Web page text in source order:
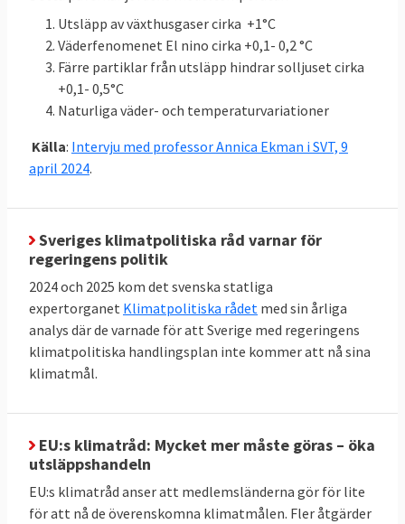
2016-2018:
43,366
(LULUCF)
Klicka på länkarna i tabellen för att se
källan. MtCO2e betyder miljoner ton
koldioxidekvivalenter, ett mått på mängden
växthusgaser.
Energieffektivisering och
förnybart
Jämfört med 2005 ska EU till 2030 minska
sin primära energiförbrukning med 34
procent till högst 992,5 Mtoe. Här finns
Andelen förnybar energi i EU ska fördubblas
mellan 2020 och 2030 till minst 42,5 procent,
men gärna 45 procent. Sverige har i särklass
Utsläpp av växthusgaser cirka +1°C
Väderfenomenet El nino cirka +0,1- 0,2 °C
Färre partiklar från utsläpp hindrar solljuset cirka
+0,1- 0,5°C
Naturliga väder- och temperaturvariationer
Källa: Intervju med professor Annica Ekman i SVT, 9
april 2024.
Sveriges klimatpolitiska råd varnar för
regeringens politik
2024 och 2025 kom det svenska statliga
expertorganet Klimatpolitiska rådet med sin årliga
analys där de varnade för att Sverige med regeringens
klimatpolitiska handlingsplan inte kommer att nå sina
klimatmål.
EU:s klimatråd: Mycket mer måste göras – öka
utsläppshandeln
EU:s klimatråd anser att medlemsländerna gör för lite
för att nå de överenskomna klimatmålen. Fler åtgärder